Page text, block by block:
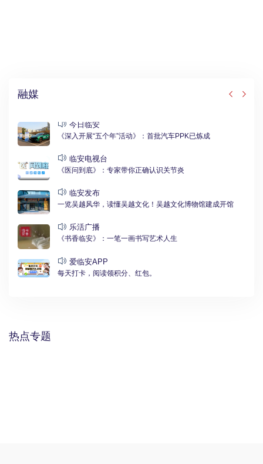
融媒
今日临安
《深入开展“五个年”活动》：首批汽车PPK已炼成
临安电视台
《医问到底》：专家带你正确认识关节炎
临安发布
一览吴越风华，读懂吴越文化！吴越文化博物馆建成开馆
乐活广播
《书香临安》：一笔一画书写艺术人生
爱临安APP
每天打卡，阅读领积分、红包。
热点专题